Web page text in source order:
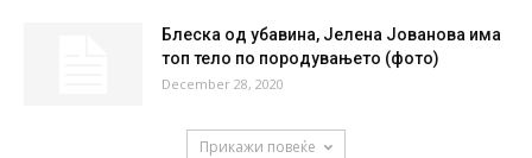
Блеска од убавина, Јелена Јованова има
топ тело по породувањето (фото)
December 28, 2020
Прикажи повеќе